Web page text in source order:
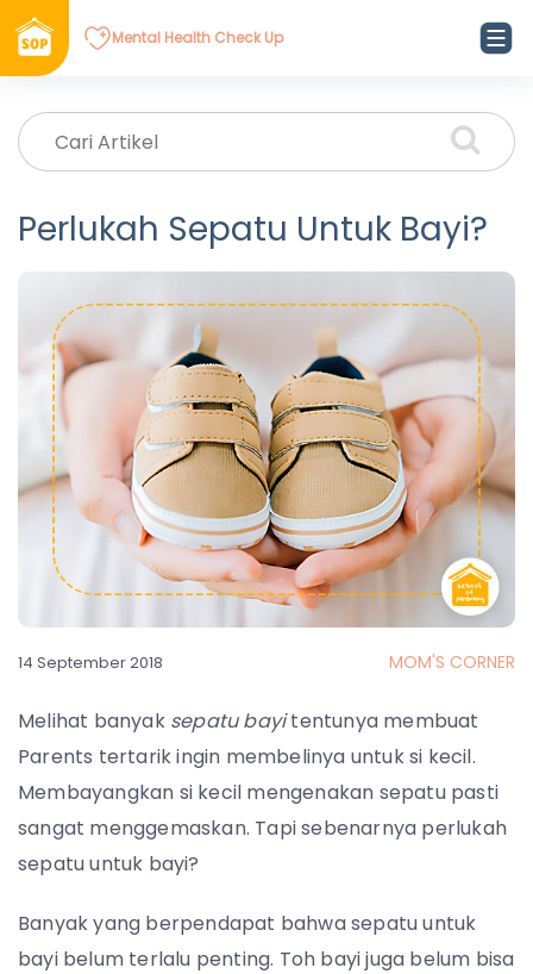
Mental Health Check Up
Perlukah Sepatu Untuk Bayi?
14 September 2018 MOM'S CORNER
Melihat banyak sepatu bayitentunya membuat
Parents tertarik ingin membelinya untuk si kecil.
Membayangkan si kecil mengenakan sepatu pasti
sangat menggemaskan. Tapi sebenarnya perlukah
sepatu untuk bayi?
Banyak yang berpendapat bahwa sepatu untuk
bayi belum terlalu penting. Toh bayi juga belum bisa